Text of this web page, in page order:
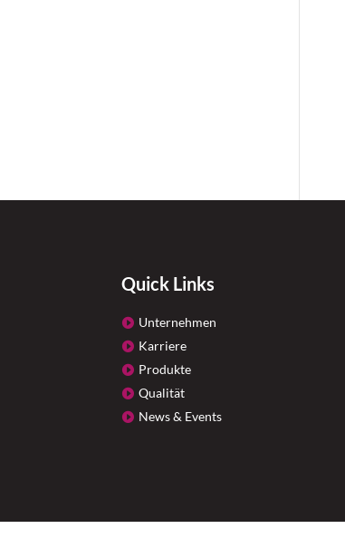
Quick Links
Unternehmen
Karriere
Produkte
Qualität
News & Events